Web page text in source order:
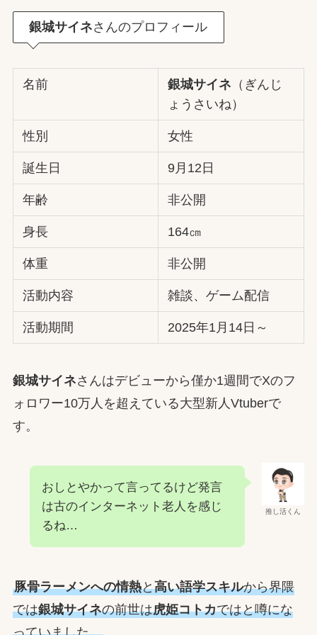
銀城サイネさんのプロフィール
名前 銀城サイネ （ぎんじ
ょうさいね）
性別 女性
誕生日 9月12日
年齢 非公開
身長 164㎝
体重 非公開
活動内容 雑談、ゲーム配信
活動期間 2025年1月14日～
銀城サイネさんはデビューから僅か1週間でXのフ
ォロワー10万人を超えている大型新人Vtuberで
す。
推し活くん
おしとやかって言ってるけど発言
は古のインターネット老人を感じ
るね…
豚骨ラーメンへの情熱と高い語学スキルから界隈
では銀城サイネの前世は虎姫コトカではと噂にな
っていました。